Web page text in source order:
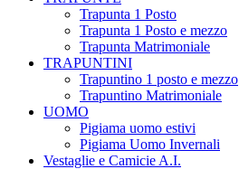
Trapunta 1 Posto
Trapunta 1 Posto e mezzo
Trapunta Matrimoniale
TRAPUNTINI
Trapuntino 1 posto e mezzo
Trapuntino Matrimoniale
UOMO
Pigiama uomo estivi
Pigiama Uomo Invernali
Vestaglie e Camicie A.I.